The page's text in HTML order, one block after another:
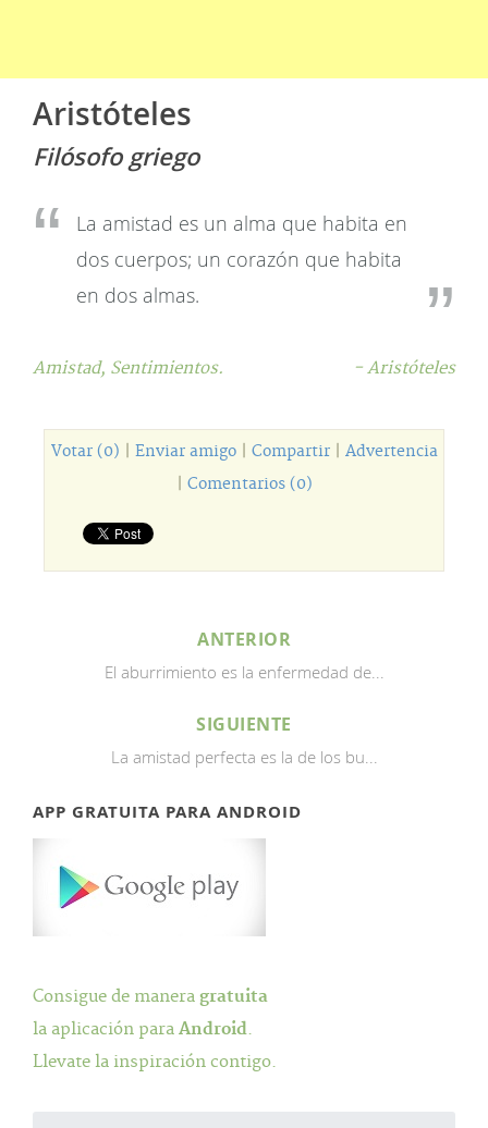
Aristóteles
Filósofo griego
La amistad es un alma que habita en
dos cuerpos; un corazón que habita
en dos almas.
Amistad, Sentimientos. - Aristóteles
Votar (0) Enviar amigo| Compartir| Advertencia
Comentarios (0)
ANTERIOR
El aburrimiento es la enfermedad de...
SIGUIENTE
La amistad perfecta es la de los bu...
APP GRATUITA PARA ANDROID
Consigue de manera gratuita
la aplicación para Android.
Llevate la inspiración contigo.